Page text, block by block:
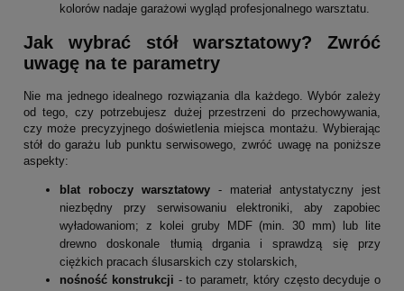
kolorów nadaje garażowi wygląd profesjonalnego warsztatu.
Jak wybrać stół warsztatowy? Zwróć
uwagę na te parametry
Nie ma jednego idealnego rozwiązania dla każdego. Wybór zależy
od tego, czy potrzebujesz dużej przestrzeni do przechowywania,
czy może precyzyjnego doświetlenia miejsca montażu. Wybierając
stół do garażu lub punktu serwisowego, zwróć uwagę na poniższe
aspekty:
blat roboczy warsztatowy - materiał antystatyczny jest
niezbędny przy serwisowaniu elektroniki, aby zapobiec
wyładowaniom; z kolei gruby MDF (min. 30 mm) lub lite
drewno doskonale tłumią drgania i sprawdzą się przy
ciężkich pracach ślusarskich czy stolarskich,
nośność konstrukcji - to parametr, który często decyduje o